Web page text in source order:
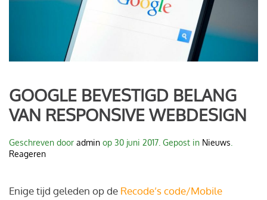
GOOGLE BEVESTIGD BELANG
VAN RESPONSIVE WEBDESIGN
Geschreven door admin op 30 juni 2017 . Gepost in Nieuws
Reageren
Enige tijd geleden op de Recode’s code/Mobile